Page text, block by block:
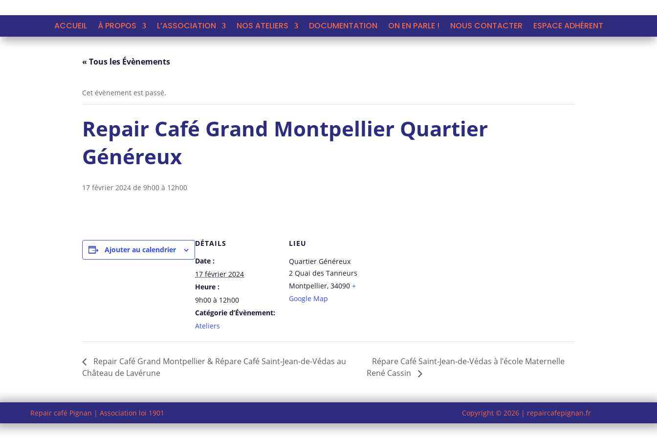
ACCUEIL À PROPOS L’ASSOCIATION NOS ATELIERS DOCUMENTATION ON EN PARLE ! NOUS CONTACTER ESPACE ADHÉRENT
« Tous les Évènements
Cet évènement est passé.
Repair Café Grand Montpellier Quartier
Généreux
17 février 2024 de 9h00 à 12h00
Ajouter au calendrier
DÉTAILS
Date :
17 février 2024
Heure :
9h00 à 12h00
Catégorie d’Évènement:
Ateliers
LIEU
Quartier Généreux
2 Quai des Tanneurs
Montpellier, 34090 +
Google Map
Repair Café Grand Montpellier & Répare Café Saint-Jean-de-Védas au
Château de Lavérune
Répare Café Saint-Jean-de-Védas à l’école Maternelle
René Cassin
Repair café Pignan | Association loi 1901 Copyright © 2026 | repaircafepignan.fr